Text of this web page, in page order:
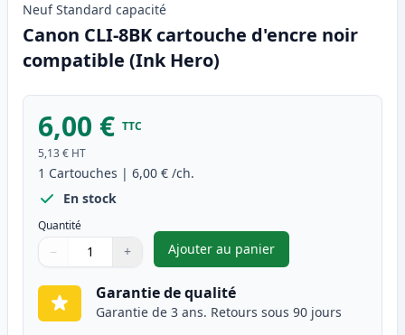
Neuf Standard capacité
Canon CLI-8BK cartouche d'encre noir
compatible (Ink Hero)
6,00 € TTC
5,13 € HT
1 Cartouches | 6,00 € /ch.
En stock
Quantité
Quantité
Utilisez les boutons pour ajuster
− +
Quantité
Ajouter au panier
,Canon CLI-8BK cartouche
Garantie de qualité
Garantie de 3 ans. Retours sous 90 jours